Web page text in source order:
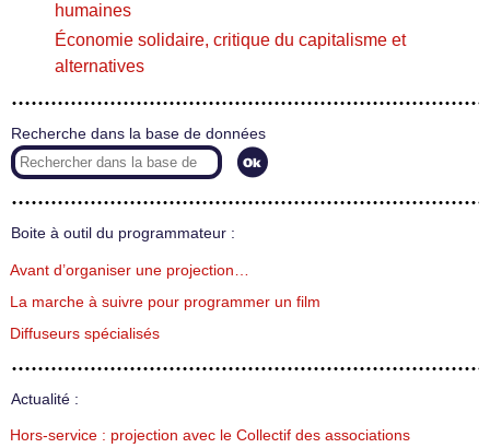
humaines
Économie solidaire, critique du capitalisme et
alternatives
Recherche dans la base de données
Boite à outil du programmateur :
Avant d’organiser une projection…
La marche à suivre pour programmer un film
Diffuseurs spécialisés
Actualité :
Hors-service : projection avec le Collectif des associations